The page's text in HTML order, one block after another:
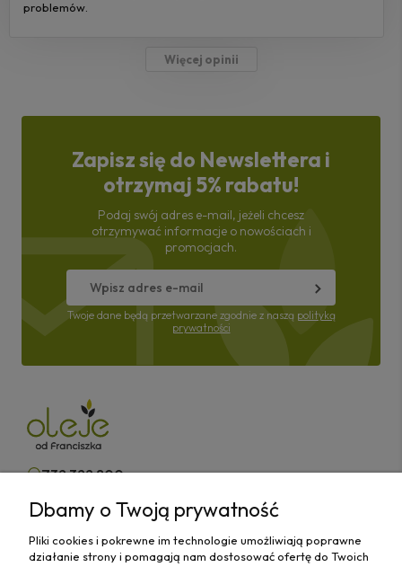
problemów.
Więcej opinii
Zapisz się do Newslettera i
otrzymaj 5% rabatu!
Podaj swój adres e-mail, jeżeli chcesz
otrzymywać informacje o nowościach i
promocjach.
Twoje dane będą przetwarzane zgodnie z naszą polityką
prywatności
732 322 800
kontakt@olejeodfranciszka.pl
Sklep stacjonarny
Dbamy o Twoją prywatność
Pliki cookies i pokrewne im technologie umożliwiają poprawne
działanie strony i pomagają nam dostosować ofertę do Twoich